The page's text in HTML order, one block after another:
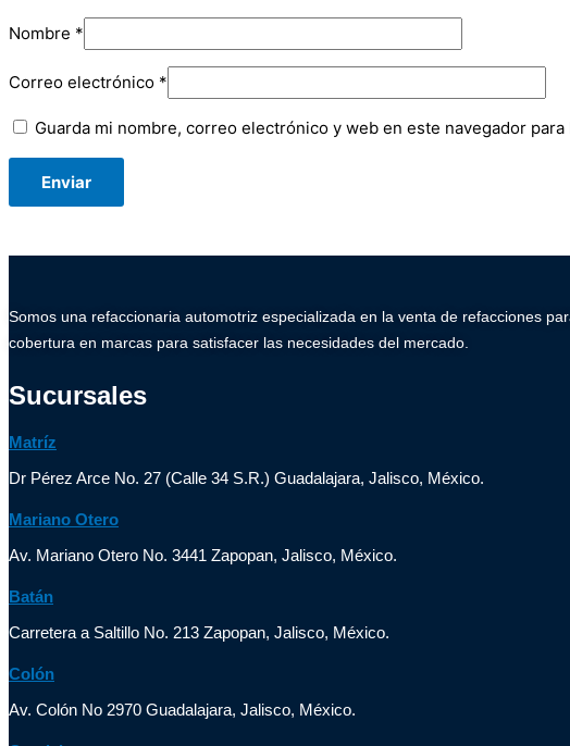
Nombre *
Correo electrónico *
Guarda mi nombre, correo electrónico y web en este navegador
Somos una refaccionaria automotriz especializada en la venta de refacciones
cobertura en marcas para satisfacer las necesidades del mercado.
Sucursales
Matríz
Dr Pérez Arce No. 27 (Calle 34 S.R.) Guadalajara, Jalisco, México.
Mariano Otero
Av. Mariano Otero No. 3441 Zapopan, Jalisco, México.
Batán
Carretera a Saltillo No. 213 Zapopan, Jalisco, México.
Colón
Av. Colón No 2970 Guadalajara, Jalisco, México.